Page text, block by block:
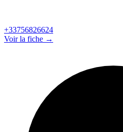
+33756826624
Voir la fiche →